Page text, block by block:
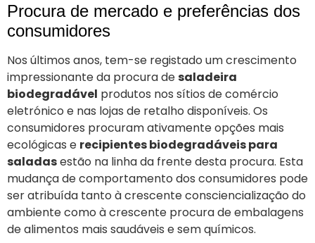
Procura de mercado e preferências dos
consumidores
Nos últimos anos, tem-se registado um crescimento
impressionante da procura desaladeira
biodegradável produtos nos sítios de comércio
eletrónico e nas lojas de retalho disponíveis. Os
consumidores procuram ativamente opções mais
ecológicas e recipientes biodegradáveis para
saladasestão na linha da frente desta procura. Esta
mudança de comportamento dos consumidores pode
ser atribuída tanto à crescente consciencialização do
ambiente como à crescente procura de embalagens
de alimentos mais saudáveis e sem químicos.